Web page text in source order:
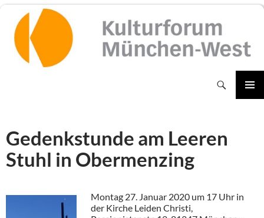
Inhalt
springen
Gedenkstunde am Leeren
Stuhl in Obermenzing
Montag 27. Januar 2020 um 17 Uhr in
der Kirche Leiden Christi,